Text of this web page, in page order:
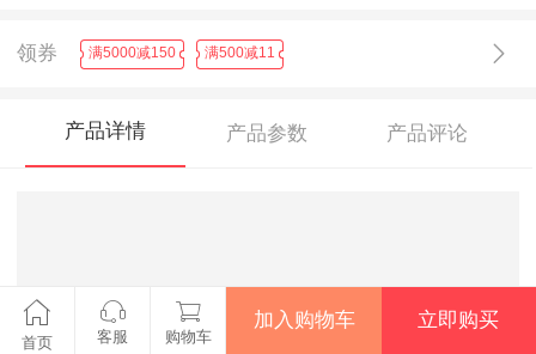
领券 满5000减150 满500减11
产品详情 产品参数 产品评论
首页 客服 购物车
加入购物车 立即购买